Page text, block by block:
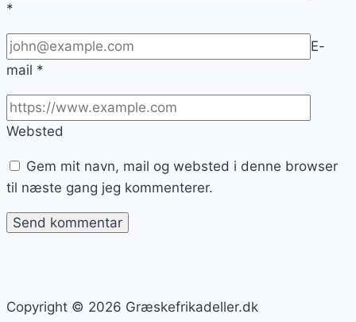
*
E-
mail *
Websted
Gem mit navn, mail og websted i denne browser
til næste gang jeg kommenterer.
Copyright © 2026 Græskefrikadeller.dk